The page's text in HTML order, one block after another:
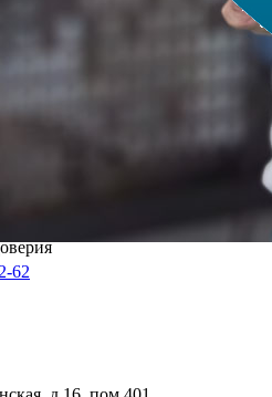
62